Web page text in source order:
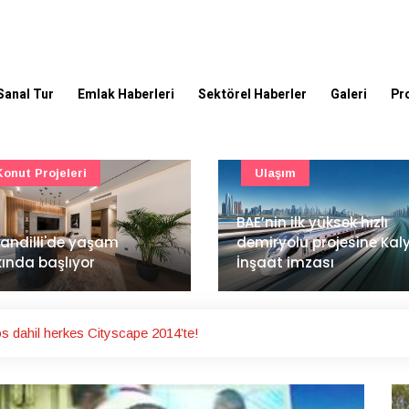
Tur Emlak Haberleri Sektörel Haberler Galeri
ilk yüksek hızlı
projesine Kalyon
imzası
Mimarlık ve mühendislik
projeleri e-PYS ile dijital
ortama taşınacak
Güncel
dahil herkes Cityscape 2014’te!